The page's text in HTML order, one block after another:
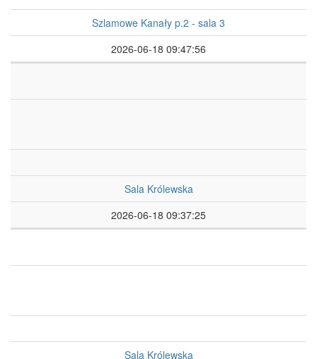
Szlamowe Kanały p.2 - sala 3
2026-06-18 09:47:56
Sala Królewska
2026-06-18 09:37:25
Sala Królewska